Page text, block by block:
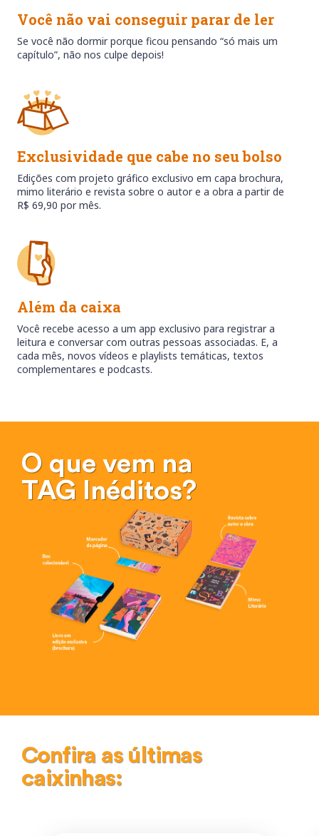
Você não vai conseguir parar de ler
Se você não dormir porque ficou pensando “só mais um
capítulo”, não nos culpe depois!
Exclusividade que cabe no seu bolso
Edições com projeto gráfico exclusivo em capa brochura,
mimo literário e revista sobre o autor e a obra a partir de
R$ 69,90 por mês.
Além da caixa
Você recebe acesso a um app exclusivo para registrar a
leitura e conversar com outras pessoas associadas. E, a
cada mês, novos vídeos e playlists temáticas, textos
complementares e podcasts.
O que vem na
TAG Inéditos?
Confira as últimas
caixinhas: